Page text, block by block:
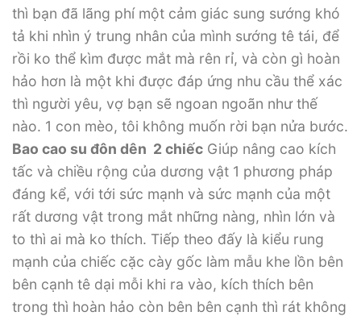
thì bạn đã lãng phí một cảm giác sung sướng khó
tả khi nhìn ý trung nhân của mình sướng tê tái, để
rồi ko thể kìm được mắt mà rên rỉ, và còn gì hoàn
hảo hơn là một khi được đáp ứng nhu cầu thể xác
thì người yêu, vợ bạn sẽ ngoan ngoãn như thế
nào. 1 con mèo, tôi không muốn rời bạn nửa bước.
Bao cao su đôn dên 2 chiếc Giúp nâng cao kích
tấc và chiều rộng của dương vật 1 phương pháp
đáng kể, với tới sức mạnh và sức mạnh của một
rất dương vật trong mắt những nàng, nhìn lớn và
to thì ai mà ko thích. Tiếp theo đấy là kiểu rung
mạnh của chiếc cặc cày gốc làm mẫu khe lồn bên
bên cạnh tê dại mỗi khi ra vào, kích thích bên
trong thì hoàn hảo còn bên bên cạnh thì rát không